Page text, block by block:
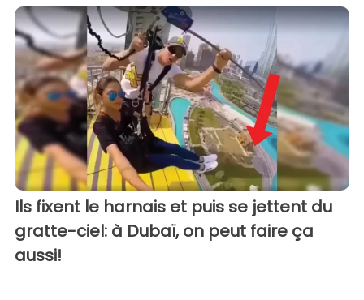
Ils fixent le harnais et puis se jettent du
gratte-ciel: à Dubaï, on peut faire ça
aussi!